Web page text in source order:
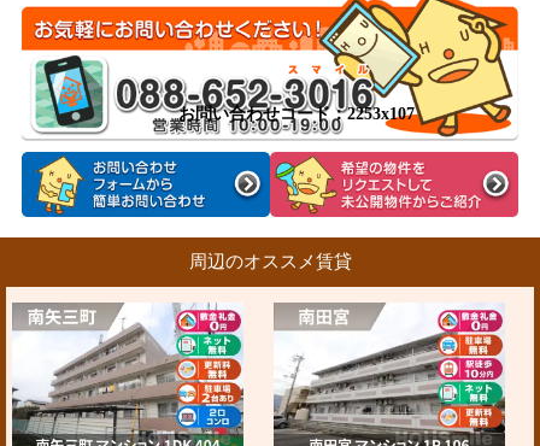
お問い合わせコード：2253x107
周辺のオススメ賃貸